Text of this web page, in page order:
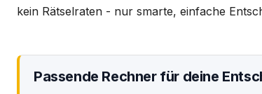
kein Rätselraten - nur smarte, einfache
Passende Rechner für deine